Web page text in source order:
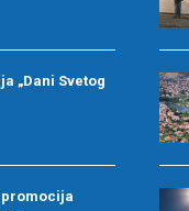
„Dani Svetog